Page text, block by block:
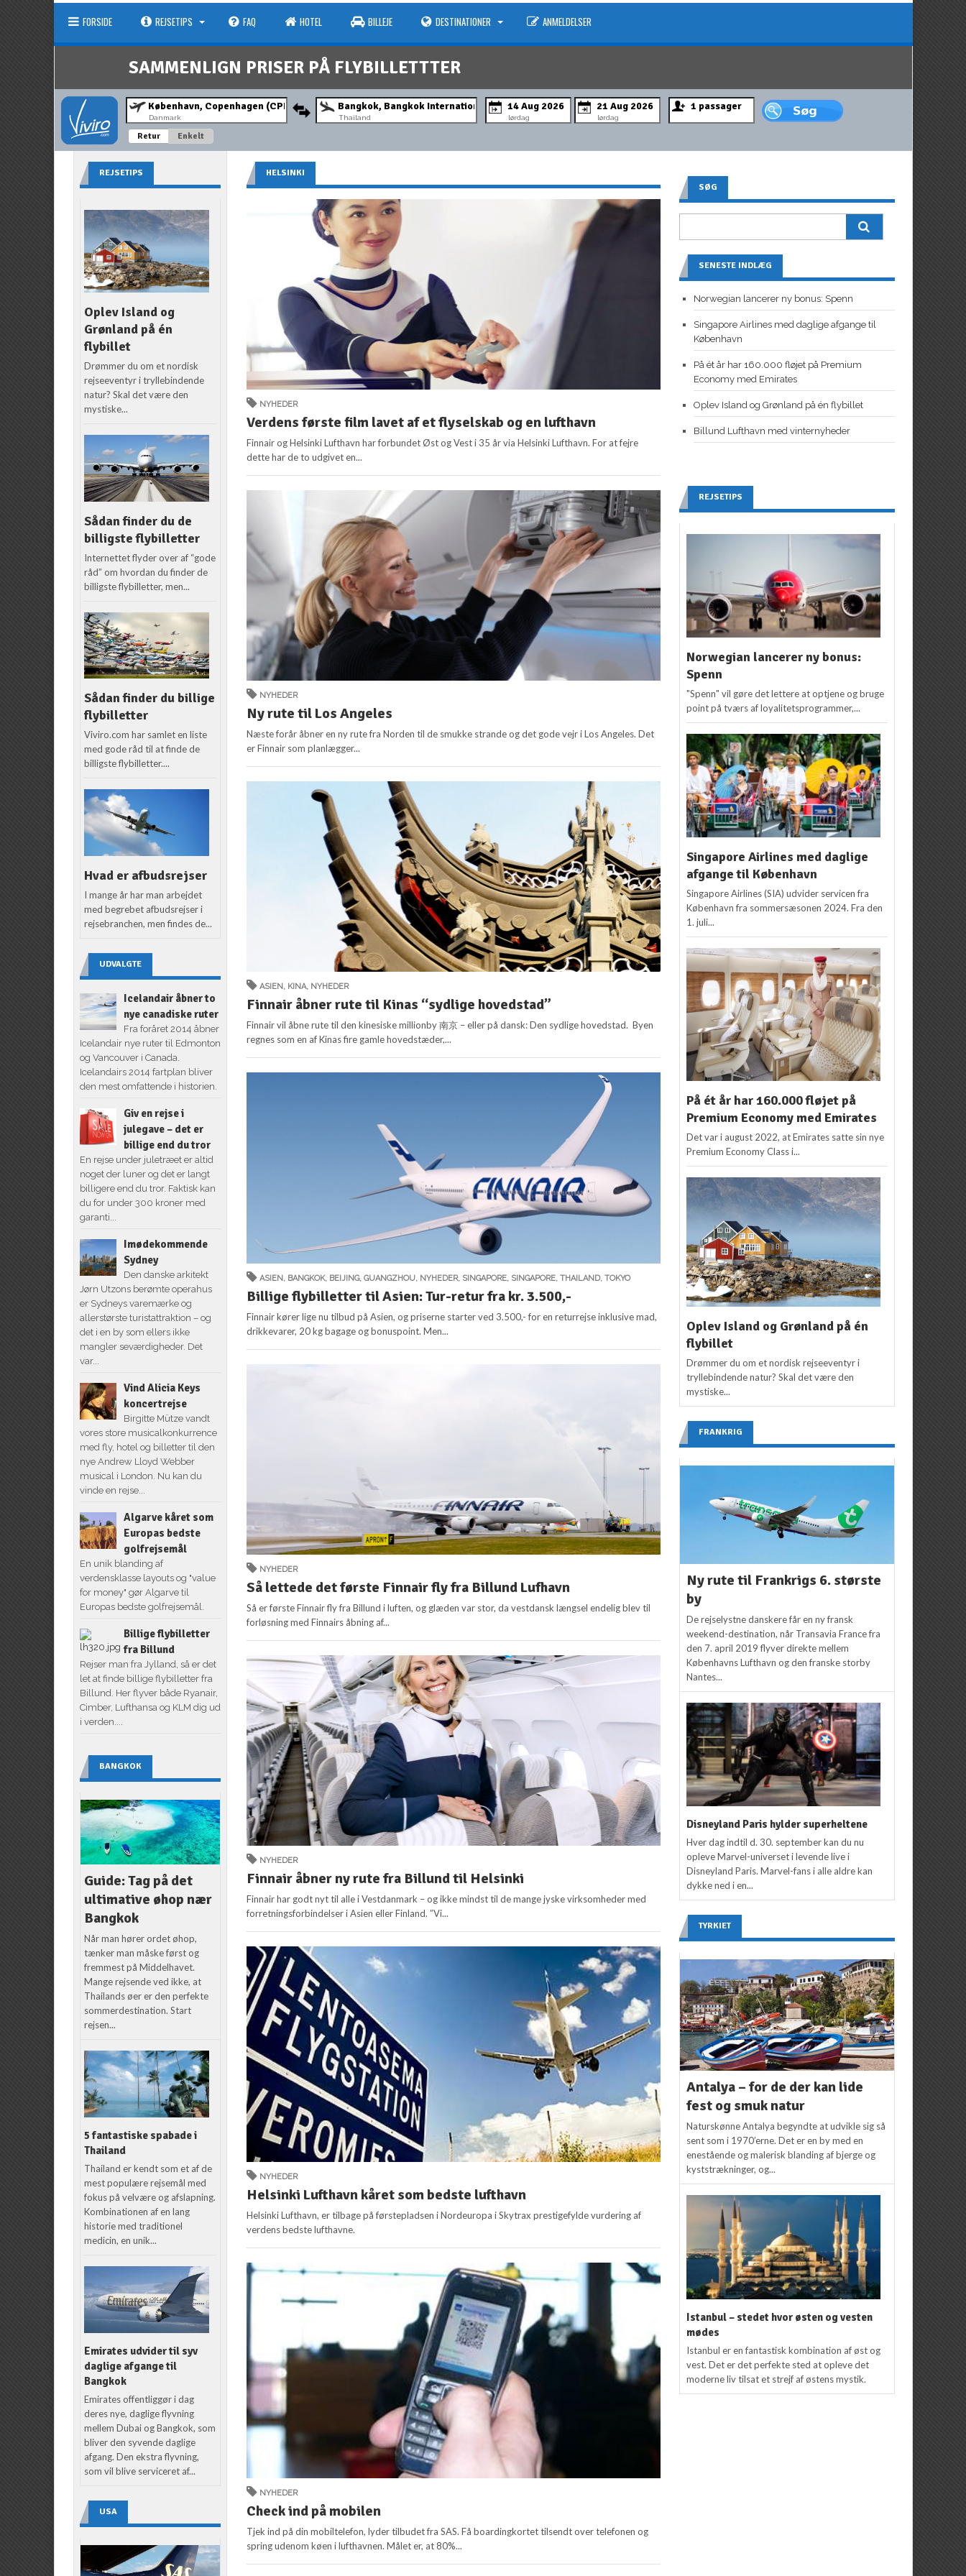
FORSIDE REJSETIPS FAQ HOTEL BILLEJE DESTINATIONER ANMELDELSER
SAMMENLIGN PRISER PÅ FLYBILLETTTER
Danmark Thailand lørdag lørdag
Retur Enkelt
HELSINKI
NYHEDER
Verdens første film lavet af et flyselskab og en lufthavn
Finnair og Helsinki Lufthavn har forbundet Øst og Vest i 35 år via Helsinki Lufthavn. For at fejre
dette har de to udgivet en...
NYHEDER
Ny rute til Los Angeles
Næste forår åbner en ny rute fra Norden til de smukke strande og det gode vejr i Los Angeles. Det
er Finnair som planlægger...
ASIEN , KINA, NYHEDER
Finnair åbner rute til Kinas “sydlige hovedstad”
Finnair vil åbne rute til den kinesiske millionby 南京 – eller på dansk: Den sydlige hovedstad. Byen
regnes som en af Kinas fire gamle hovedstæder,...
ASIEN, BANGKOK, BEIJING,GUANGZHOU, NYHEDER, SINGAPORE, SINGAPORE,THAILAND,TOKYO
Billige flybilletter til Asien: Tur-retur fra kr. 3.500,-
Finnair kører lige nu tilbud på Asien, og priserne starter ved 3.500,- for en returrejse inklusive mad,
drikkevarer, 20 kg bagage og bonuspoint. Men...
NYHEDER
Så lettede det første Finnair fly fra Billund Lufhavn
Så er første Finnair fly fra Billund i luften, og glæden var stor, da vestdansk længsel endelig blev til
forløsning med Finnairs åbning af...
NYHEDER
Finnair åbner ny rute fra Billund til Helsinki
Finnair har godt nyt til alle i Vestdanmark – og ikke mindst til de mange jyske virksomheder med
forretningsforbindelser i Asien eller Finland. ”Vi...
NYHEDER
Helsinki Lufthavn kåret som bedste lufthavn
Helsinki Lufthavn, er tilbage på førstepladsen i Nordeuropa i Skytrax prestigefylde vurdering af
verdens bedste lufthavne.
NYHEDER
Check ind på mobilen
Tjek ind på din mobiltelefon, lyder tilbudet fra SAS. Få boardingkortet tilsendt over telefonen og
spring udenom køen i lufthavnen. Målet er, at 80%...
REJSETIPS
Oplev Island og
Grønland på én
flybillet
Drømmer du om et nordisk
rejseeventyr i tryllebindende
natur? Skal det være den
mystiske...
Sådan finder du de
billigste flybilletter
Internettet flyder over af “gode
råd” om hvordan du finder de
billigste flybilletter, men...
Sådan finder du billige
flybilletter
Viviro.com har samlet en liste
med gode råd til at finde de
billigste flybilletter....
Hvad er afbudsrejser
I mange år har man arbejdet
med begrebet afbudsrejser i
rejsebranchen, men findes de...
UDVALGTE
Icelandair åbner to
nye canadiske ruter
Fra foråret 2014 åbner
Icelandair nye ruter til Edmonton
og Vancouver i Canada.
Icelandairs 2014 fartplan bliver
den mest omfattende i historien.
Giv en rejse i
julegave – det er
billige end du tror
En rejse under juletræet er altid
noget der luner og det er langt
billigere end du tror. Faktisk kan
du for under 300 kroner med
garanti...
Imødekommende
Sydney
Den danske arkitekt
Jørn Utzons berømte operahus
er Sydneys varemærke og
allerstørste turistattraktion – og
det i en by som ellers ikke
mangler seværdigheder. Det
var...
Vind Alicia Keys
koncertrejse
Birgitte Mütze vandt
vores store musicalkonkurrence
med fly, hotel og billetter til den
nye Andrew Lloyd Webber
musical i London. Nu kan du
vinde en rejse...
Algarve kåret som
Europas bedste
golfrejsemål
En unik blanding af
verdensklasse layouts og "value
for money" gør Algarve til
Europas bedste golfrejsemål.
Billige flybilletter
fra Billund
Rejser man fra Jylland, så er det
let at finde billige flybilletter fra
Billund. Her flyver både Ryanair,
Cimber, Lufthansa og KLM dig ud
i verden....
BANGKOK
Guide: Tag på det
ultimative øhop nær
Bangkok
Når man hører ordet øhop,
tænker man måske først og
fremmest på Middelhavet.
Mange rejsende ved ikke, at
Thailands øer er den perfekte
sommerdestination. Start
rejsen...
5 fantastiske spabade i
Thailand
Thailand er kendt som et af de
mest populære rejsemål med
fokus på velvære og afslapning.
Kombinationen af en lang
historie med traditionel
medicin, en unik...
Emirates udvider til syv
daglige afgange til
Bangkok
Emirates offentliggør i dag
deres nye, daglige flyvning
mellem Dubai og Bangkok, som
bliver den syvende daglige
afgang. Den ekstra flyvning,
som vil blive serviceret af...
USA
SØG
SENESTE INDLÆG
Norwegian lancerer ny bonus: Spenn
Singapore Airlines med daglige afgange til
København
På ét år har 160.000 fløjet på Premium
Economy med Emirates
Oplev Island og Grønland på én flybillet
Billund Lufthavn med vinternyheder
REJSETIPS
Norwegian lancerer ny bonus:
Spenn
"Spenn" vil gøre det lettere at optjene og bruge
point på tværs af loyalitetsprogrammer,...
Singapore Airlines med daglige
afgange til København
Singapore Airlines (SIA) udvider servicen fra
København fra sommersæsonen 2024. Fra den
1. juli...
På ét år har 160.000 fløjet på
Premium Economy med Emirates
Det var i august 2022, at Emirates satte sin nye
Premium Economy Class i...
Oplev Island og Grønland på én
flybillet
Drømmer du om et nordisk rejseeventyr i
tryllebindende natur? Skal det være den
mystiske...
FRANKRIG
Ny rute til Frankrigs 6. største
by
De rejselystne danskere får en ny fransk
weekend-destination, når Transavia France fra
den 7. april 2019 flyver direkte mellem
Københavns Lufthavn og den franske storby
Nantes...
Disneyland Paris hylder superheltene
Hver dag indtil d. 30. september kan du nu
opleve Marvel-universet i levende live i
Disneyland Paris. Marvel-fans i alle aldre kan
dykke ned i en...
TYRKIET
Antalya – for de der kan lide
fest og smuk natur
Naturskønne Antalya begyndte at udvikle sig så
sent som i 1970’erne. Det er en by med en
enestående og malerisk blanding af bjerge og
kyststrækninger, og...
Istanbul – stedet hvor østen og vesten
mødes
Istanbul er en fantastisk kombination af øst og
vest. Det er det perfekte sted at opleve det
moderne liv tilsat et strejf af østens mystik.